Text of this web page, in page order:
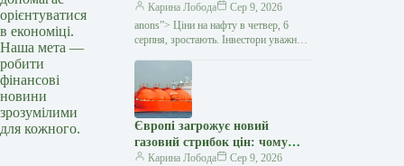
орієнтуватися
в економіці.
Наша мета —
робити
фінансові
новини
зрозумілими
для кожного.
переговорів Ірану та Оману
— Мінфін
Карина Лобода
Сер 9, 2026
anons”> Ціни на нафту в четвер, 6
серпня, зростають. Інвестори уважно
судноплавства через Ормузьку
протоку,
Європі загрожує новий
газовий стрибок цін: чому
сховища майже порожні перед
Карина Лобода Сер 9, 2026